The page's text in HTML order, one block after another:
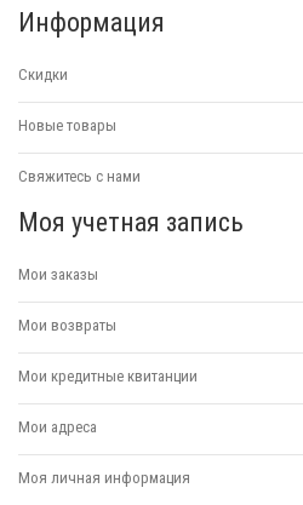
Информация
Скидки
Новые товары
Свяжитесь с нами
Моя учетная запись
Мои заказы
Мои возвраты
Мои кредитные квитанции
Мои адреса
Моя личная информация